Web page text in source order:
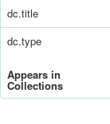
dc.title
dc.type
Appears in
Collections